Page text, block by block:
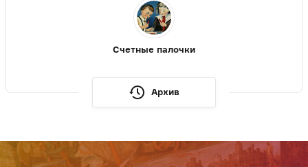
Счетные палочки
Архив